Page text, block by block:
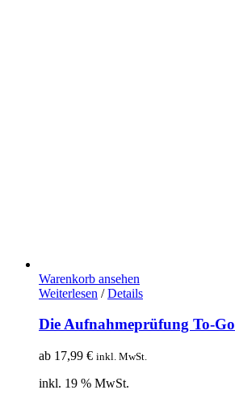
Warenkorb ansehen
Weiterlesen / Details
Die Aufnahmeprüfung To-Go
ab 17,99 € inkl. MwSt.
inkl. 19 % MwSt.